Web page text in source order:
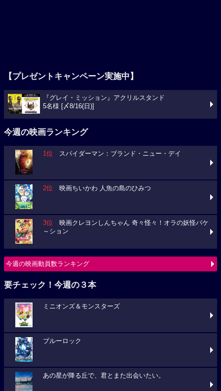
【プレゼントキャンペーン実施中】
『グレイ・ミッション』アクリルスタンド
5名様 [〆8/16(日)]
今週の映画ランキング
1位 スパイダーマン：ブランド・ニュー・デイ
2位 映画ちいかわ 人魚の島のひみつ
3位 映画クレヨンしんちゃん 奇々怪々！オラの妖怪バケ
～ション
今週の映画動員数ランキング
要チェック！今週の３本
ミニオンズ＆モンスターズ
ブルーロック
あの星が降る丘で、君とまた出会いたい。